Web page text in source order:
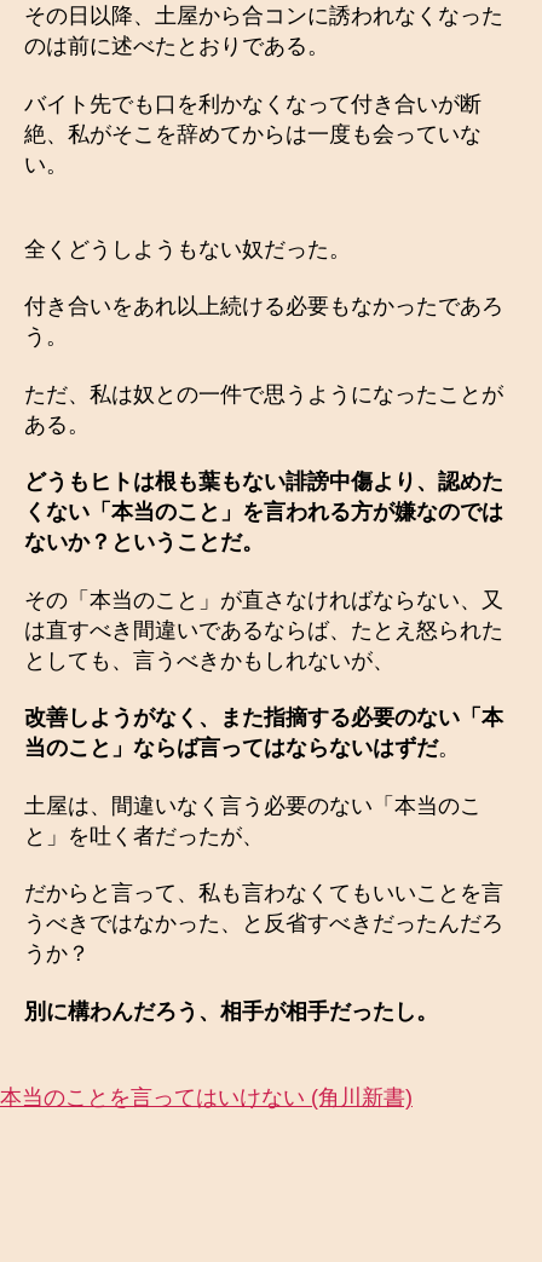
その日以降、土屋から合コンに誘われなくなった
のは前に述べたとおりである。
バイト先でも口を利かなくなって付き合いが断
絶、私がそこを辞めてからは一度も会っていな
い。
全くどうしようもない奴だった。
付き合いをあれ以上続ける必要もなかったであろ
う。
ただ、私は奴との一件で思うようになったことが
ある。
どうもヒトは根も葉もない誹謗中傷より、認めた
くない「本当のこと」を言われる方が嫌なのでは
ないか？ということだ。
その「本当のこと」が直さなければならない、又
は直すべき間違いであるならば、たとえ怒られた
としても、言うべきかもしれないが、
改善しようがなく、また指摘する必要のない「本
当のこと」ならば言ってはならないはずだ。
土屋は、間違いなく言う必要のない「本当のこ
と」を吐く者だったが、
だからと言って、私も言わなくてもいいことを言
うべきではなかった、と反省すべきだったんだろ
うか？
別に構わんだろう、相手が相手だったし。
本当のことを言ってはいけない (角川新書)